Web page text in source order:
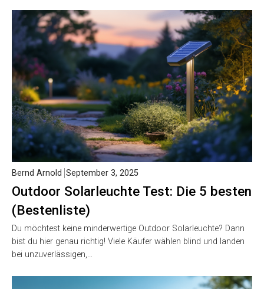
Outdoor Solarleuchte Test: Die 5 besten
(Bestenliste)
Bernd Arnold September 3, 2025
Du möchtest keine minderwertige Outdoor Solarleuchte? Dann
bist du hier genau richtig! Viele Käufer wählen blind und landen
bei unzuverlässigen,…